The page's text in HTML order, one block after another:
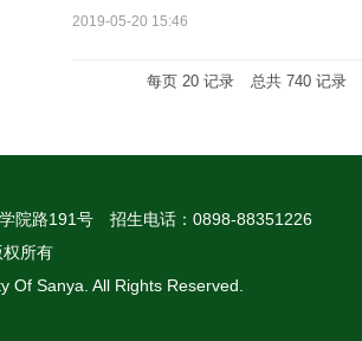
2019-05-20 15:46
每页 20记录 总共 740记录
院路191号
招生电话：0898-88351226
所有
Of Sanya. All Rights Reserved.